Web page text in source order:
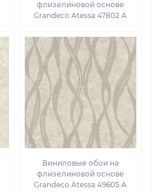
флизелиновой основе
Grandeco Atessa 47802 A
Виниловые обои на
флизелиновой основе
Grandeco Atessa 49605 A